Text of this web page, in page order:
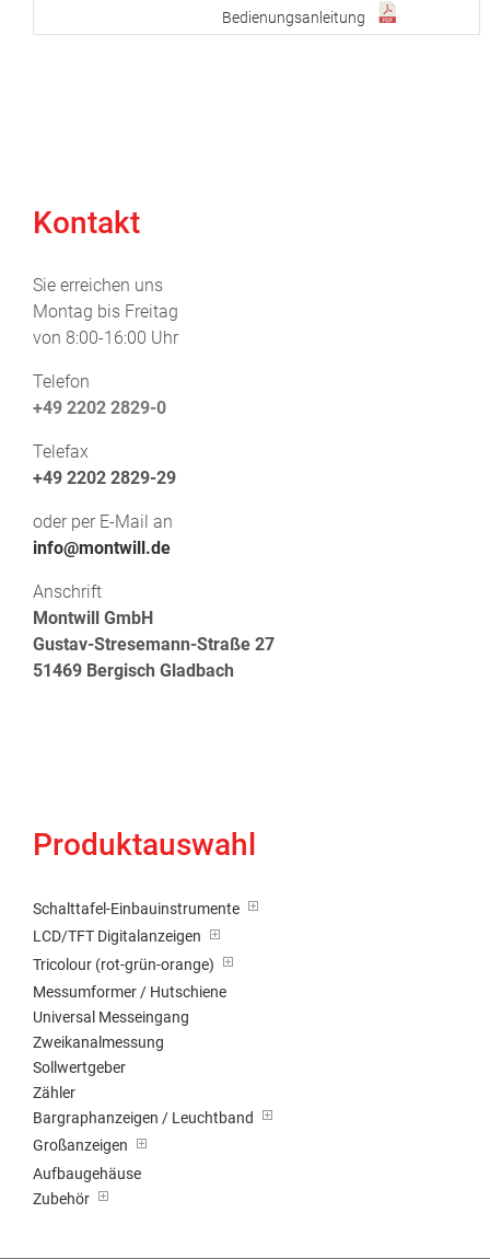
Bedienungsanleitung
Produktauswahl
Schalttafel-Einbauinstrumente
LCD/TFT Digitalanzeigen
Tricolour (rot-grün-orange)
Messumformer / Hutschiene
Universal Messeingang
Zweikanalmessung
Sollwertgeber
Zähler
Bargraphanzeigen / Leuchtband
Großanzeigen
Aufbaugehäuse
Zubehör
Kontakt
Sie erreichen uns
Montag bis Freitag
von 8:00-16:00 Uhr
Telefon
+49 2202 2829-0
Telefax
+49 2202 2829-29
oder per E-Mail an
info@montwill.de
Anschrift
Montwill GmbH
Gustav-Stresemann-Straße 27
51469 Bergisch Gladbach